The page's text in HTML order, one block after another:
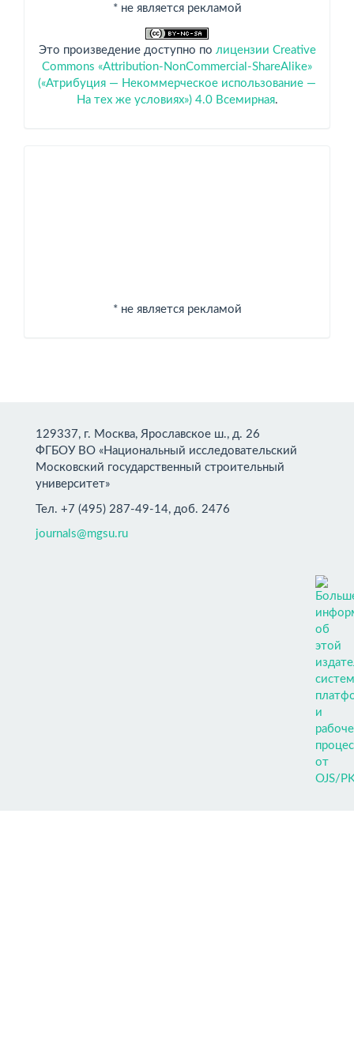
* не является рекламой
Это произведение доступно по лицензии Creative
Commons «Attribution-NonCommercial-ShareAlike»
(«Атрибуция — Некоммерческое использование —
На тех же условиях») 4.0 Всемирная.
* не является рекламой
129337, г. Москва, Ярославское ш., д. 26
ФГБОУ ВО «Национальный исследовательский
Московский государственный строительный
университет»
Тел. +7 (495) 287-49-14, доб. 2476
journals@mgsu.ru